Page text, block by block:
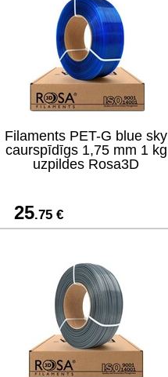
Filaments PET-G blue sky
caurspīdīgs 1,75 mm 1 kg
uzpildes Rosa3D
25.75 €